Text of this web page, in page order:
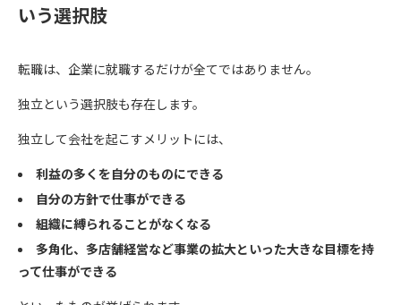
いう選択肢
転職は、企業に就職するだけが全てではありません。
独立という選択肢も存在します。
独立して会社を起こすメリットには、
利益の多くを自分のものにできる
自分の方針で仕事ができる
組織に縛られることがなくなる
多角化、多店舗経営など事業の拡大といった大きな目標を持
って仕事ができる